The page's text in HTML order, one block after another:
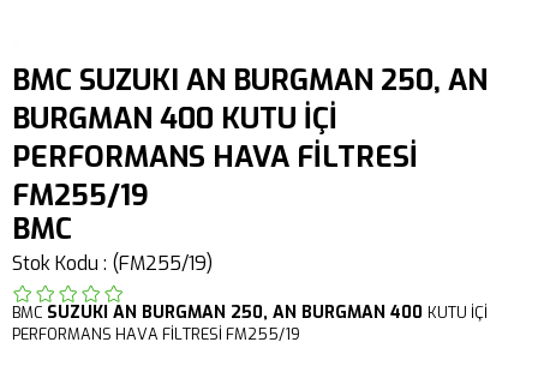
BMC SUZUKI AN BURGMAN 250, AN
BURGMAN 400 KUTU İÇİ
PERFORMANS HAVA FİLTRESİ
FM255/19
BMC
Stok Kodu (FM255/19)
BMC SUZUKI AN BURGMAN 250, AN BURGMAN 400 KUTU İÇİ
PERFORMANS HAVA FİLTRESİ FM255/19